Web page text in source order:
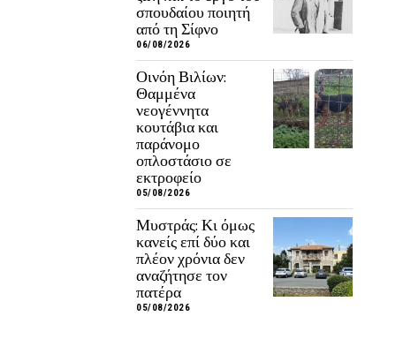
σπουδαίου ποιητή
από τη Σίφνο
06/08/2026
Οινόη Βιλίων:
Θαμμένα
νεογέννητα
κουτάβια και
παράνομο
οπλοστάσιο σε
εκτροφείο
05/08/2026
Μυστράς: Κι όμως
κανείς επί δύο και
πλέον χρόνια δεν
αναζήτησε τον
πατέρα
05/08/2026